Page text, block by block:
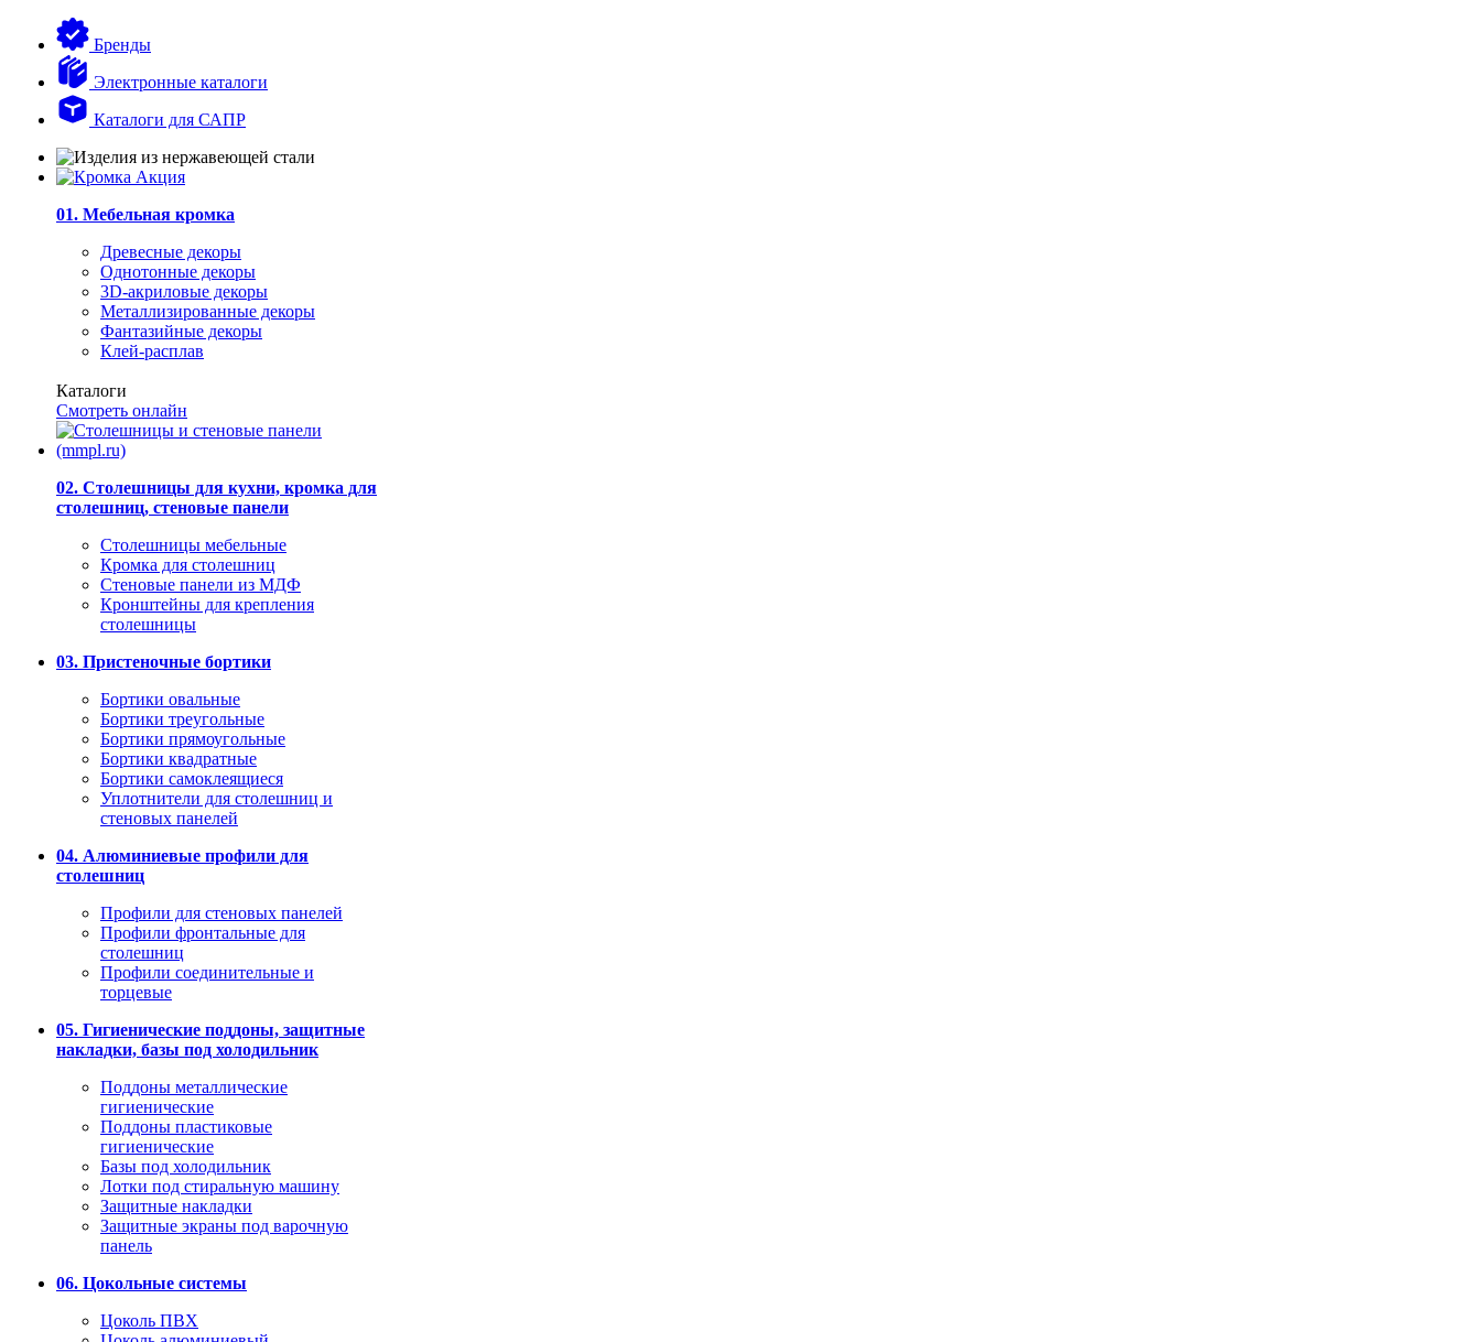
Бренды
Электронные каталоги
Каталоги для САПР
01. Мебельная кромка
Древесные декоры
Однотонные декоры
3D-акриловые декоры
Металлизированные декоры
Фантазийные декоры
Клей-расплав
Каталоги
Смотреть онлайн
02. Столешницы для кухни, кромка для
столешниц, стеновые панели
Столешницы мебельные
Кромка для столешниц
Стеновые панели из МДФ
Кронштейны для крепления
столешницы
03. Пристеночные бортики
Бортики овальные
Бортики треугольные
Бортики прямоугольные
Бортики квадратные
Бортики самоклеящиеся
Уплотнители для столешниц и
стеновых панелей
04. Алюминиевые профили для
столешниц
Профили для стеновых панелей
Профили фронтальные для
столешниц
Профили соединительные и
торцевые
05. Гигиенические поддоны, защитные
накладки, базы под холодильник
Поддоны металлические
гигиенические
Поддоны пластиковые
гигиенические
Базы под холодильник
Лотки под стиральную машину
Защитные накладки
Защитные экраны под варочную
панель
06. Цокольные системы
Цоколь ПВХ